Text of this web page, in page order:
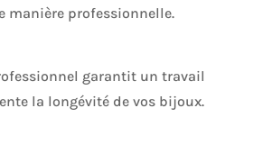
manière professionnelle.
garantit un travail
la longévité de vos bijoux.